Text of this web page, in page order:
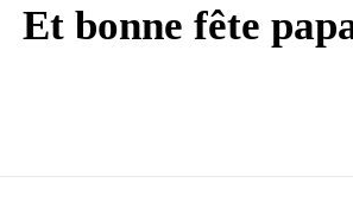
Et bonne fête